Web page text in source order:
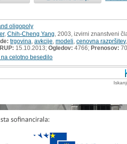
oligopoly
, Chih-Cheng Yang , 2003, izvirni znanstveni
trgovina avkcije modeli cenovna razpršitev
15.10.2013; Ogledov: 4766; Prenosov: 70
na celotno besedilo